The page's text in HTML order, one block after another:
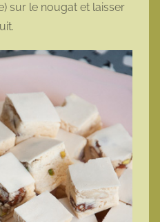
sur le nougat et laisser